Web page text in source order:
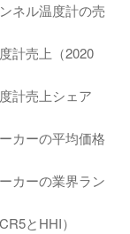
ネル温度計の売
計売上（2020
計売上シェア
カーの平均価格
カーの業界ラン
とHHI）